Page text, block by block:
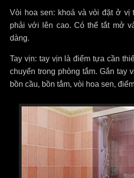
Vòi hoa sen: khoá và vòi đặt ở vị
phải với lên cao. Có thể tắt mở
dàng.
Tay vịn: tay vịn là điểm tựa cần
chuyển trong phòng tắm. Gắn tay
bồn cầu, bồn tắm, vòi hoa sen,